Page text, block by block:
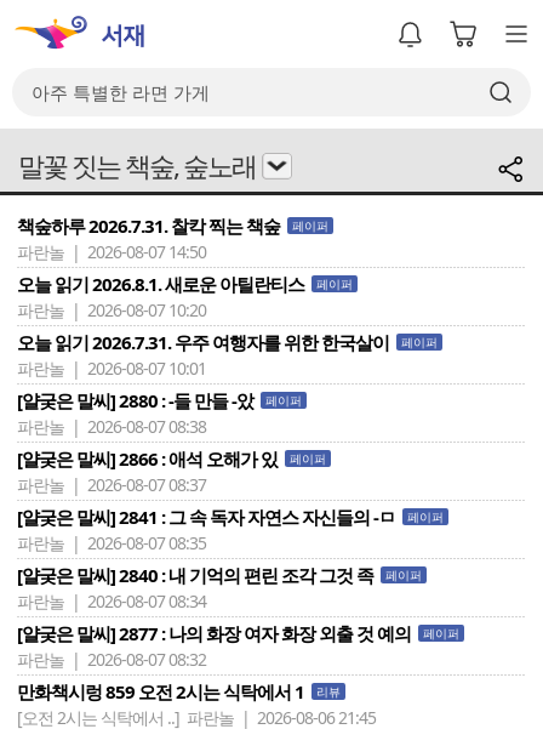
말꽃 짓는 책숲, 숲노래
책숲하루 2026.7.31. 찰칵 찍는 책숲 페이퍼
파란놀 | 2026-08-07 14:50
오늘 읽기 2026.8.1. 새로운 아틸란티스 페이퍼
파란놀 | 2026-08-07 10:20
오늘 읽기 2026.7.31. 우주 여행자를 위한 한국살이 페이퍼
파란놀 | 2026-08-07 10:01
[얄궂은 말씨] 2880 : -들 만들 -았 페이퍼
파란놀 | 2026-08-07 08:38
[얄궂은 말씨] 2866 : 애석 오해가 있 페이퍼
파란놀 | 2026-08-07 08:37
[얄궂은 말씨] 2841 : 그 속 독자 자연스 자신들의 -ㅁ 페이퍼
파란놀 | 2026-08-07 08:35
[얄궂은 말씨] 2840 : 내 기억의 편린 조각 그것 족 페이퍼
파란놀 | 2026-08-07 08:34
[얄궂은 말씨] 2877 : 나의 화장 여자 화장 외출 것 예의 페이퍼
파란놀 | 2026-08-07 08:32
만화책시렁 859 오전 2시는 식탁에서 1 리뷰
[오전 2시는 식탁에서 ..] 파란놀 | 2026-08-06 21:45